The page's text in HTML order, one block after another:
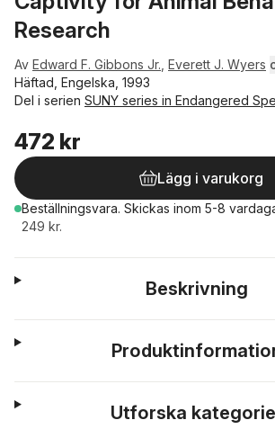
Research
Av Edward F. Gibbons Jr. Everett J. Wyers
Häftad, Engelska, 1993
Del i serien SUNY series in Endangered
472 kr
Lägg i varukorg
Beställningsvara. Skickas inom 5-8
249 kr.
Beskrivning
Utforska